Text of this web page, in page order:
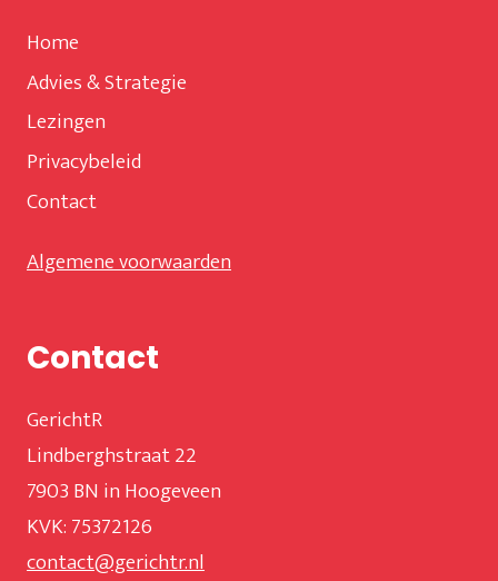
Home
Advies & Strategie
Lezingen
Privacybeleid
Contact
Algemene voorwaarden
Contact
GerichtR
Lindberghstraat 22
7903 BN in Hoogeveen
KVK: 75372126
contact@gerichtr.nl